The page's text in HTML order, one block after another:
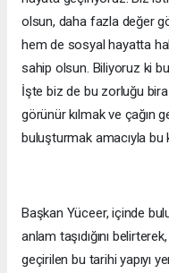
olsun, daha fazla değer
hem de sosyal hayatta
sahip olsun. Biliyoruz ki
İşte biz de bu zorluğu
görünür kılmak ve çağın
buluşturmak amacıyla bu
Başkan Yüceer, içinde
anlam taşıdığını
geçirilen bu tarihi yapıyı